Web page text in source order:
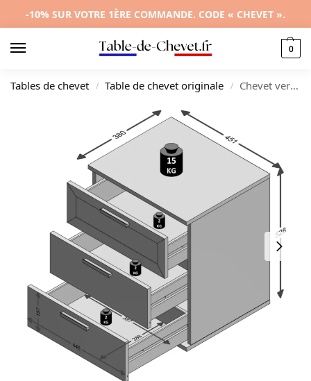
-10% SUR VOTRE 1ÈRE COMMANDE. CODE « CHEVET ».
0
Tables de chevet / Table de chevet originale / Chevet verre blanche design moderne 3 tiroirs, 45x38x53cm